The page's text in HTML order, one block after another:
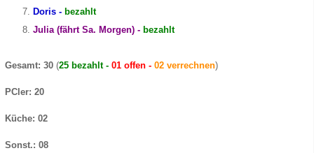
Doris - bezahlt
Julia (fährt Sa. Morgen) - bezahlt
Gesamt: 30 (25 bezahlt - 01 offen - 02 verrechnen)
PCler: 20
Küche: 02
Sonst.: 08